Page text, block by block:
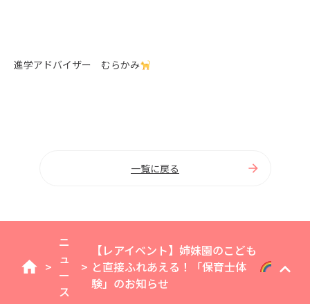
進学アドバイザー むらかみ
一覧に戻る
home
>
ニ
ュ
ー
ス
>
【レアイベント】姉妹園のこども
と直接ふれあえる！「保育士体
験」のお知らせ